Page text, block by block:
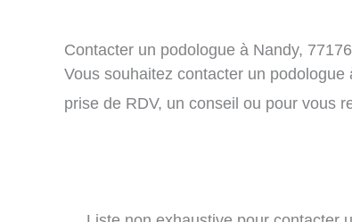
Contacter un podologue à Nandy, 77176
Vous souhaitez contacter un
prise de RDV, un conseil ou pour vous